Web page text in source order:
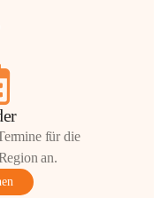
für die
an.